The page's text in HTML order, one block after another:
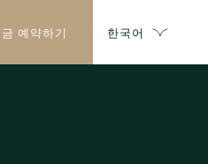
예약하기 한국어